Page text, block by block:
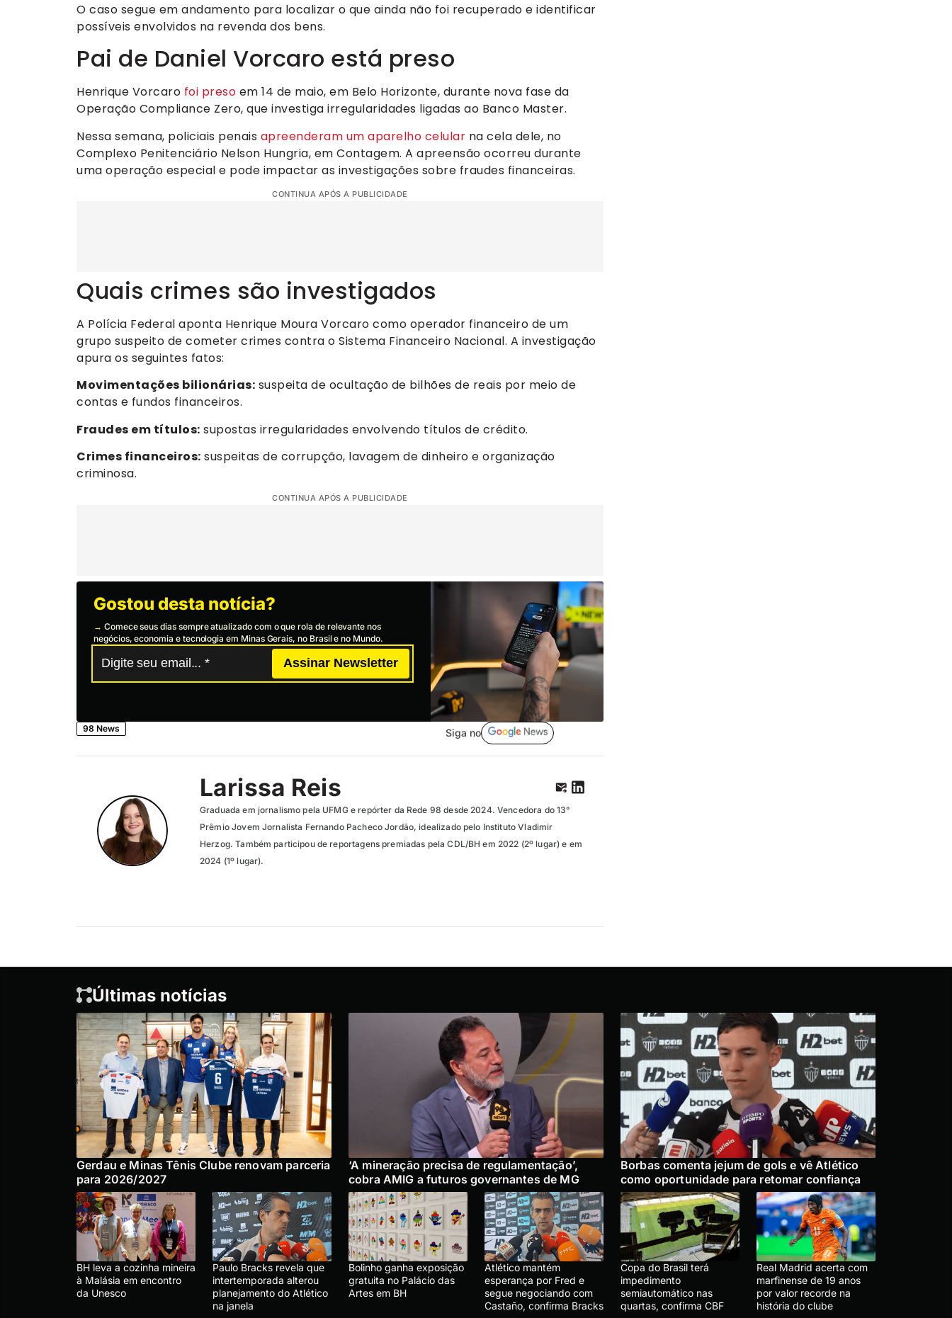
O caso segue em andamento para localizar o que ainda não foi recuperado e identificar
possíveis envolvidos na revenda dos bens.
Pai de Daniel Vorcaro está preso
Henrique Vorcaro foi preso em 14 de maio, em Belo Horizonte, durante nova fase da
Operação Compliance Zero, que investiga irregularidades ligadas ao Banco Master.
Nessa semana, policiais penais apreenderam um aparelho celular na cela dele, no
Complexo Penitenciário Nelson Hungria, em Contagem. A apreensão ocorreu durante
uma operação especial e pode impactar as investigações sobre fraudes financeiras.
CONTINUA APÓS A PUBLICIDADE
Quais crimes são investigados
A Polícia Federal aponta Henrique Moura Vorcaro como operador financeiro de um
grupo suspeito de cometer crimes contra o Sistema Financeiro Nacional. A investigação
apura os seguintes fatos:
Movimentações bilionárias: suspeita de ocultação de bilhões de reais por meio de
contas e fundos financeiros.
Fraudes em títulos: supostas irregularidades envolvendo títulos de crédito.
Crimes financeiros: suspeitas de corrupção, lavagem de dinheiro e organização
criminosa.
CONTINUA APÓS A PUBLICIDADE
Gostou desta notícia?
→ Comece seus dias sempre atualizado com o que rola de relevante nos
negócios, economia e tecnologia em Minas Gerais, no Brasil e no Mundo.
Assinar Newsletter
98 News Siga no
Larissa Reis
Graduada em jornalismo pela UFMG e repórter da Rede 98 desde 2024. Vencedora do 13°
Prêmio Jovem Jornalista Fernando Pacheco Jordão, idealizado pelo Instituto Vladimir
Herzog. Também participou de reportagens premiadas pela CDL/BH em 2022 (2º lugar) e em
2024 (1º lugar).
Últimas notícias
Gerdau e Minas Tênis Clube renovam parceria
para 2026/2027
‘A mineração precisa de regulamentação’,
cobra AMIG a futuros governantes de MG
Borbas comenta jejum de gols e vê Atlético
como oportunidade para retomar confiança
BH leva a cozinha mineira
à Malásia em encontro
da Unesco
Paulo Bracks revela que
intertemporada alterou
planejamento do Atlético
na janela
Bolinho ganha exposição
gratuita no Palácio das
Artes em BH
Atlético mantém
esperança por Fred e
segue negociando com
Castaño, confirma Bracks
Copa do Brasil terá
impedimento
semiautomático nas
quartas, confirma CBF
Real Madrid acerta com
marfinense de 19 anos
por valor recorde na
história do clube